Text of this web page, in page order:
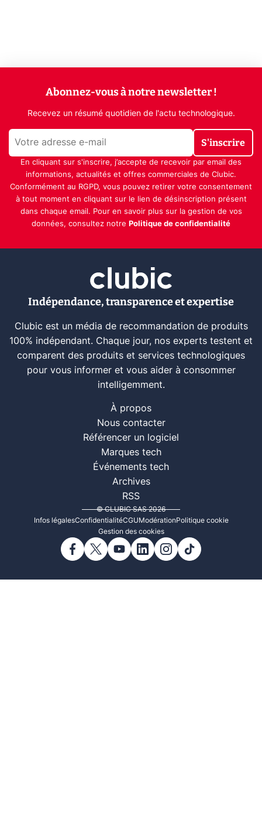
Abonnez-vous à notre newsletter !
Recevez un résumé quotidien de l'actu technologique.
S'inscrire
En cliquant sur s'inscrire, j’accepte de recevoir par email des
informations, actualités et offres commerciales de Clubic.
Conformément au RGPD, vous pouvez retirer votre consentement
à tout moment en cliquant sur le lien de désinscription présent
dans chaque email. Pour en savoir plus sur la gestion de vos
données, consultez notre Politique de confidentialité
Indépendance, transparence et expertise
Clubic est un média de recommandation de produits
100% indépendant. Chaque jour, nos experts testent et
comparent des produits et services technologiques
pour vous informer et vous aider à consommer
intelligemment.
À propos
Nous contacter
Référencer un logiciel
Marques tech
Événements tech
Archives
RSS
© CLUBIC SAS 2026
Infos légalesConfidentialitéCGUModérationPolitique cookie
Gestion des cookies